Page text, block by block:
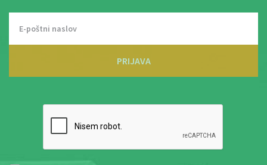
PRIJAVA